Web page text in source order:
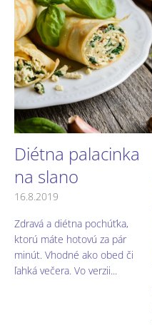
s
č
l
á
n
k
o
v
Diétna palacinka
na slano
16.8.2019
Zdravá a diétna pochúťka,
ktorú máte hotovú za pár
minút. Vhodné ako obed či
ľahká večera. Vo verzii...